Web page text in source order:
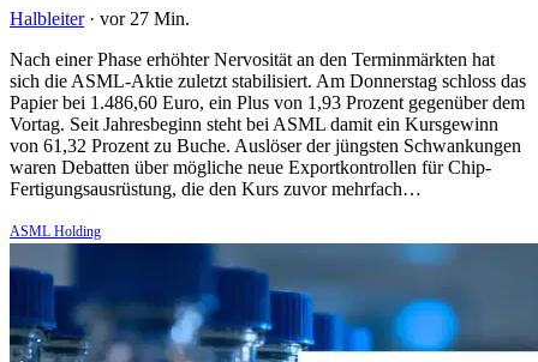
Halbleiter · vor 27 Min.
Nach einer Phase erhöhter Nervosität an den Terminmärkten hat
sich die ASML-Aktie zuletzt stabilisiert. Am Donnerstag schloss das
Papier bei 1.486,60 Euro, ein Plus von 1,93 Prozent gegenüber dem
Vortag. Seit Jahresbeginn steht bei ASML damit ein Kursgewinn
von 61,32 Prozent zu Buche. Auslöser der jüngsten Schwankungen
waren Debatten über mögliche neue Exportkontrollen für Chip-
Fertigungsausrüstung, die den Kurs zuvor mehrfach…
ASML Holding